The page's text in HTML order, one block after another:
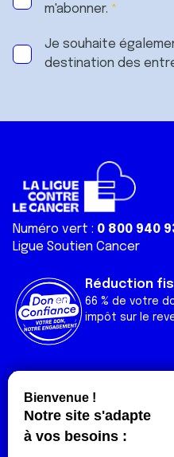
m'abonner.
Je souhaite
destination des
Numéro vert : 0 800 940
Ligue Soutien Cancer
Réduction
66 % de votre
impôt sur le
Liens utiles
Nos actualités
Nos publications
Contact